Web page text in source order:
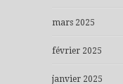
mars 2025
février 2025
janvier 2025